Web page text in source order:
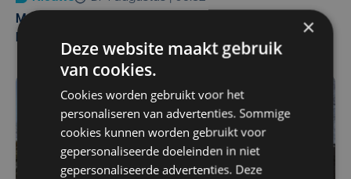
Man en vrouw dood aangetroffen in woning in Sint-
Pieters Brugge
×
Deze website maakt gebruik
van cookies.
Cookies worden gebruikt voor het
personaliseren van advertenties. Sommige
cookies kunnen worden gebruikt voor
gepersonaliseerde doeleinden in niet
gepersonaliseerde advertenties. Deze